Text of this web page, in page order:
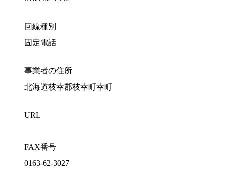
回線種別
固定電話
事業者の住所
北海道枝幸郡枝幸町幸町
URL
FAX番号
0163-62-3027